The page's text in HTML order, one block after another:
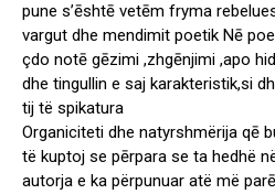
pune s’ēshtē vetēm fryma
vargut dhe mendimit poetik Nē
çdo notē gēzimi ,zhgēnjimi ,apo
dhe tingullin e saj karakteristik,si
tij të spikatura
Organiciteti dhe natyrshmërija qē
të kuptoj se pērpara se ta hedhë
autorja e ka përpunuar atë më